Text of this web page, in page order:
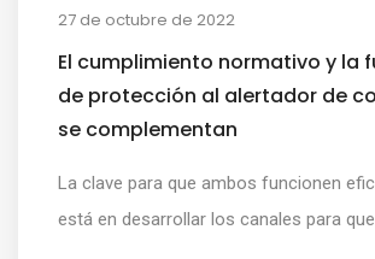
27 de octubre de 2022
El cumplimiento normativo y la
de protección al alertador de
se complementan
La clave para que ambos funcionen
está en desarrollar los canales para